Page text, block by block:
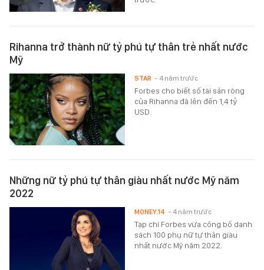
Rihanna trở thành nữ tỷ phú tự thân trẻ nhất nước
Mỹ
Forbes cho biết số tài sản ròng
của Rihanna đã lên đến 1,4 tỷ
USD.
STAR - 4 năm trước
Những nữ tỷ phú tự thân giàu nhất nước Mỹ năm
2022
Tạp chí Forbes vừa công bố danh
sách 100 phụ nữ tự thân giàu
nhất nước Mỹ năm 2022.
MONEY.14 - 4 năm trước